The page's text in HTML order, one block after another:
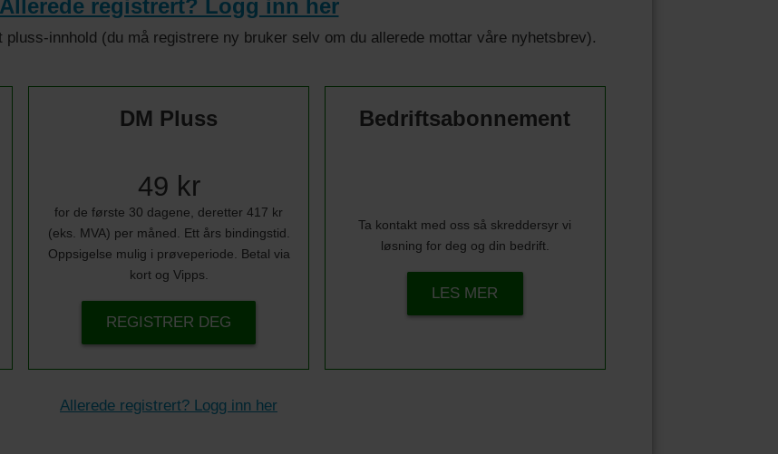
Allerede registrert? Logg inn her
innhold (du må registrere ny bruker selv om du allerede mottar våre nyhetsbrev).
DM Pluss
49 kr
for de første 30 dagene, deretter 417 kr
(eks. MVA) per måned. Ett års bindingstid.
Oppsigelse mulig i prøveperiode. Betal via
kort og Vipps.
REGISTRER DEG
Bedriftsabonnement
Ta kontakt med oss så skreddersyr vi
løsning for deg og din bedrift.
LES MER
Allerede registrert? Logg inn her